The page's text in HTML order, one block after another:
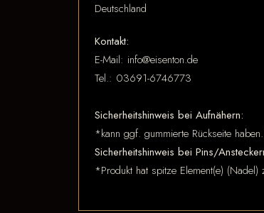
Deutschland
Kontakt:
E-Mail: info@eisenton.de
Tel.: 03691-6746773
Sicherheitshinweis bei Aufnähern:
*kann ggf. gummierte Rückseite
Sicherheitshinweis bei Pins/
*Produkt hat spitze Element(e) (Nadel)